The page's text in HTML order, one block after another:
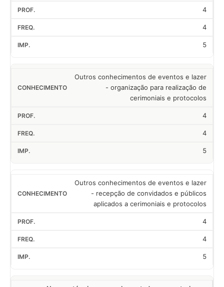
4
4
5
Outros conhecimentos de eventos e lazer
- organização para realização de
cerimoniais e protocolos
4
4
5
Outros conhecimentos de eventos e lazer
- recepção de convidados e públicos
aplicados a cerimoniais e protocolos
4
4
5